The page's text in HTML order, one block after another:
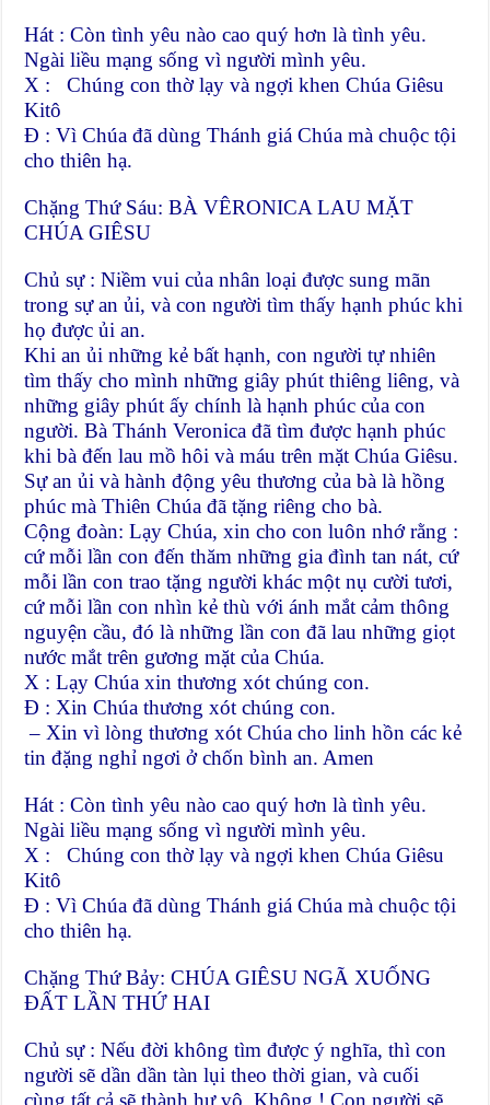
Hát : Còn tình yêu nào cao quý hơn là tình yêu.
Ngài liều mạng sống vì người mình yêu.
X : Chúng con thờ lạy và ngợi khen Chúa Giêsu
Kitô
Đ : Vì Chúa đã dùng Thánh giá Chúa mà chuộc tội
cho thiên hạ.
Chặng Thứ Sáu: BÀ VÊRONICA LAU MẶT
CHÚA GIÊSU
Chủ sự : Niềm vui của nhân loại được sung mãn
trong sự an ủi, và con người tìm thấy hạnh phúc khi
họ được ủi an.
Khi an ủi những kẻ bất hạnh, con người tự nhiên
tìm thấy cho mình những giây phút thiêng liêng, và
những giây phút ấy chính là hạnh phúc của con
người. Bà Thánh Veronica đã tìm được hạnh phúc
khi bà đến lau mồ hôi và máu trên mặt Chúa Giêsu.
Sự an ủi và hành động yêu thương của bà là hồng
phúc mà Thiên Chúa đã tặng riêng cho bà.
Cộng đoàn: Lạy Chúa, xin cho con luôn nhớ rằng :
cứ mỗi lần con đến thăm những gia đình tan nát, cứ
mỗi lần con trao tặng người khác một nụ cười tươi,
cứ mỗi lần con nhìn kẻ thù với ánh mắt cảm thông
nguyện cầu, đó là những lần con đã lau những giọt
nước mắt trên gương mặt của Chúa.
X : Lạy Chúa xin thương xót chúng con.
Đ : Xin Chúa thương xót chúng con.
– Xin vì lòng thương xót Chúa cho linh hồn các kẻ
tin đặng nghỉ ngơi ở chốn bình an. Amen
Hát : Còn tình yêu nào cao quý hơn là tình yêu.
Ngài liều mạng sống vì người mình yêu.
X : Chúng con thờ lạy và ngợi khen Chúa Giêsu
Kitô
Đ : Vì Chúa đã dùng Thánh giá Chúa mà chuộc tội
cho thiên hạ.
Chặng Thứ Bảy: CHÚA GIÊSU NGÃ XUỐNG
ĐẤT LẦN THỨ HAI
Chủ sự : Nếu đời không tìm được ý nghĩa, thì con
người sẽ dần dần tàn lụi theo thời gian, và cuối
cùng tất cả sẽ thành hư vô. Không ! Con người sẽ